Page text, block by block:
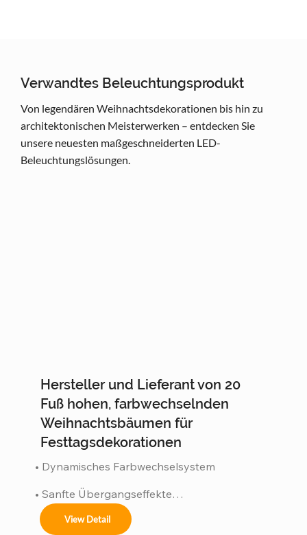
Verwandtes Beleuchtungsprodukt
Von legendären Weihnachtsdekorationen bis hin zu
architektonischen Meisterwerken – entdecken Sie
unsere neuesten maßgeschneiderten LED-
Beleuchtungslösungen.
Hersteller und Lieferant von 20
Fuß hohen, farbwechselnden
Weihnachtsbäumen für
Festtagsdekorationen
• Dynamisches Farbwechselsystem
• Sanfte Übergangseffekte
• Wasserdicht gemäß Schutzart IP65
• Hocheffizientes LED-System
View Detail